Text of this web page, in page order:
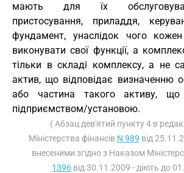
мають для їх
пристосування, приладдя,
фундамент, унаслідок чого
виконувати свої функції, а
тільки в складі комплексу, а не
актив, що відповідає визначенню
або частина такого активу, що
підприємством/установою.
( Абзац дев'ятий пункту 4 в
Міністерства фінансів N 989 від
внесеними згідно з Наказом
1396 від 30.11.2009 - діють до